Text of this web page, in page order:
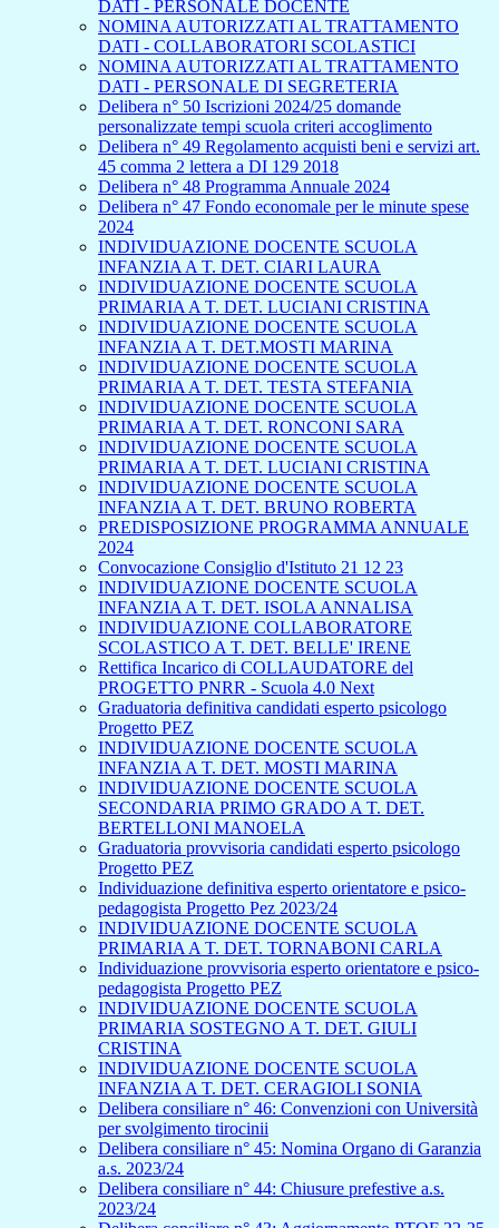
DATI - PERSONALE DOCENTE
NOMINA AUTORIZZATI AL TRATTAMENTO
DATI - COLLABORATORI SCOLASTICI
NOMINA AUTORIZZATI AL TRATTAMENTO
DATI - PERSONALE DI SEGRETERIA
Delibera n° 50 Iscrizioni 2024/25 domande
personalizzate tempi scuola criteri accoglimento
Delibera n° 49 Regolamento acquisti beni e servizi art.
45 comma 2 lettera a DI 129 2018
Delibera n° 48 Programma Annuale 2024
Delibera n° 47 Fondo economale per le minute spese
2024
INDIVIDUAZIONE DOCENTE SCUOLA
INFANZIA A T. DET. CIARI LAURA
INDIVIDUAZIONE DOCENTE SCUOLA
PRIMARIA A T. DET. LUCIANI CRISTINA
INDIVIDUAZIONE DOCENTE SCUOLA
INFANZIA A T. DET.MOSTI MARINA
INDIVIDUAZIONE DOCENTE SCUOLA
PRIMARIA A T. DET. TESTA STEFANIA
INDIVIDUAZIONE DOCENTE SCUOLA
PRIMARIA A T. DET. RONCONI SARA
INDIVIDUAZIONE DOCENTE SCUOLA
PRIMARIA A T. DET. LUCIANI CRISTINA
INDIVIDUAZIONE DOCENTE SCUOLA
INFANZIA A T. DET. BRUNO ROBERTA
PREDISPOSIZIONE PROGRAMMA ANNUALE
2024
Convocazione Consiglio d'Istituto 21 12 23
INDIVIDUAZIONE DOCENTE SCUOLA
INFANZIA A T. DET. ISOLA ANNALISA
INDIVIDUAZIONE COLLABORATORE
SCOLASTICO A T. DET. BELLE' IRENE
Rettifica Incarico di COLLAUDATORE del
PROGETTO PNRR - Scuola 4.0 Next
Graduatoria definitiva candidati esperto psicologo
Progetto PEZ
INDIVIDUAZIONE DOCENTE SCUOLA
INFANZIA A T. DET. MOSTI MARINA
INDIVIDUAZIONE DOCENTE SCUOLA
SECONDARIA PRIMO GRADO A T. DET.
BERTELLONI MANOELA
Graduatoria provvisoria candidati esperto psicologo
Progetto PEZ
Individuazione definitiva esperto orientatore e psico-
pedagogista Progetto Pez 2023/24
INDIVIDUAZIONE DOCENTE SCUOLA
PRIMARIA A T. DET. TORNABONI CARLA
Individuazione provvisoria esperto orientatore e psico-
pedagogista Progetto PEZ
INDIVIDUAZIONE DOCENTE SCUOLA
PRIMARIA SOSTEGNO A T. DET. GIULI
CRISTINA
INDIVIDUAZIONE DOCENTE SCUOLA
INFANZIA A T. DET. CERAGIOLI SONIA
Delibera consiliare n° 46: Convenzioni con Università
per svolgimento tirocinii
Delibera consiliare n° 45: Nomina Organo di Garanzia
a.s. 2023/24
Delibera consiliare n° 44: Chiusure prefestive a.s.
2023/24